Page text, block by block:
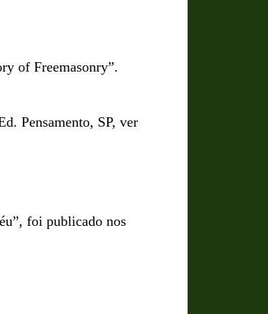
of Freemasonry”.
Pensamento, SP, ver
foi publicado nos